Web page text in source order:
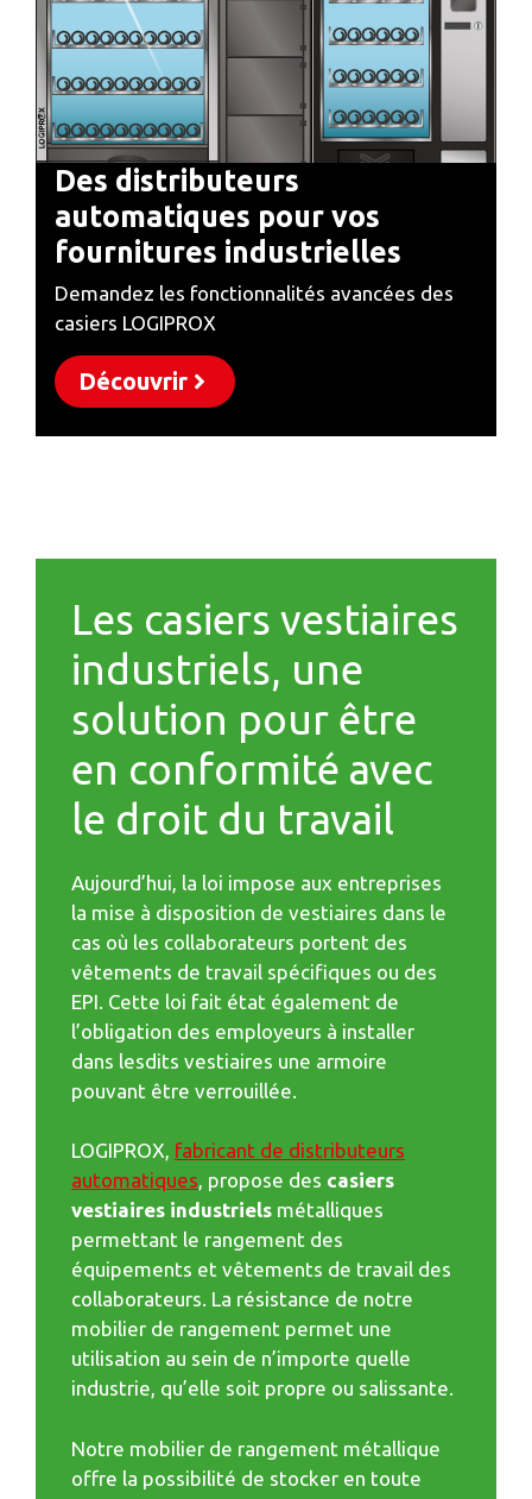
Des distributeurs
automatiques pour vos
fournitures industrielles
Demandez les fonctionnalités avancées des
casiers LOGIPROX
Découvrir
Les casiers vestiaires
industriels, une
solution pour être
en conformité avec
le droit du travail
Aujourd’hui, la loi impose aux entreprises
la mise à disposition de vestiaires dans le
cas où les collaborateurs portent des
vêtements de travail spécifiques ou des
EPI. Cette loi fait état également de
l’obligation des employeurs à installer
dans lesdits vestiaires une armoire
pouvant être verrouillée.
LOGIPROX, fabricant de distributeurs
automatiques, propose des casiers
vestiaires industriels métalliques
permettant le rangement des
équipements et vêtements de travail des
collaborateurs. La résistance de notre
mobilier de rangement permet une
utilisation au sein de n’importe quelle
industrie, qu’elle soit propre ou salissante.
Notre mobilier de rangement métallique
offre la possibilité de stocker en toute